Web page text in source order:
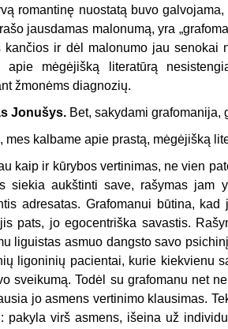
romantinę nuostatą buvo
jausdamas malonumą, yra
kančios ir dėl malonumo jau senokai
apie mėgėjišką literatūrą
žmonėms diagnozių.
Jonušys. Bet, sakydami
mes kalbame apie prastą, mėgėjišką
kaip ir kūrybos vertinimas, ne vien
siekia aukštinti save, rašymas jam
adresatas. Grafomanui būtina,
pats, jo egocentriška savastis.
liguistas asmuo dangsto savo
ligoninių pacientai, kurie kiekvienu
sveikumą. Todėl su grafomanu net
jo asmens vertinimo klausimas.
pakyla virš asmens, išeina už